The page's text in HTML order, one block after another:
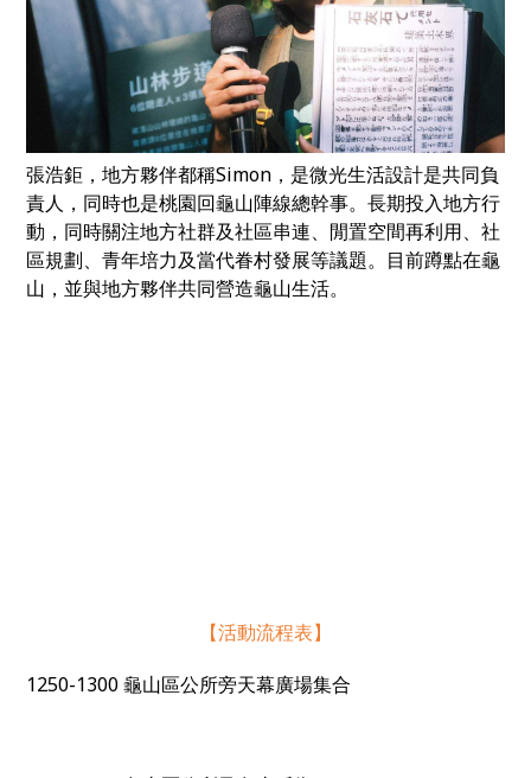
張浩鉅，地方夥伴都稱Simon，是微光生活設計是共同負
責人，同時也是桃園回龜山陣線總幹事。長期投入地方行
動，同時關注地方社群及社區串連、閒置空間再利用、社
區規劃、青年培力及當代眷村發展等議題。目前蹲點在龜
山，並與地方夥伴共同營造龜山生活。
【活動流程表】
1250-1300龜山區公所旁天幕廣場集合